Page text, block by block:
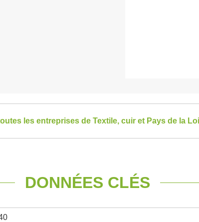
les entreprises de Textile, cuir et Pays de la
DONNÉES CLÉS